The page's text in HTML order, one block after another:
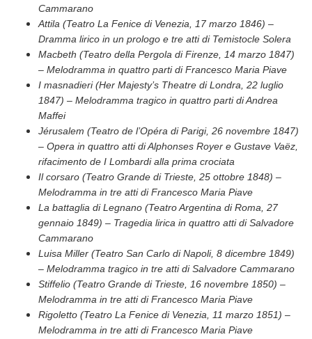
Cammarano
Attila (Teatro La Fenice di Venezia, 17 marzo 1846) –
Dramma lirico in un prologo e tre atti di Temistocle Solera
Macbeth (Teatro della Pergola di Firenze, 14 marzo 1847)
– Melodramma in quattro parti di Francesco Maria Piave
I masnadieri (Her Majesty’s Theatre di Londra, 22 luglio
1847) – Melodramma tragico in quattro parti di Andrea
Maffei
Jérusalem (Teatro de l’Opéra di Parigi, 26 novembre 1847)
– Opera in quattro atti di Alphonses Royer e Gustave Vaëz,
rifacimento de I Lombardi alla prima crociata
Il corsaro (Teatro Grande di Trieste, 25 ottobre 1848) –
Melodramma in tre atti di Francesco Maria Piave
La battaglia di Legnano (Teatro Argentina di Roma, 27
gennaio 1849) – Tragedia lirica in quattro atti di Salvadore
Cammarano
Luisa Miller (Teatro San Carlo di Napoli, 8 dicembre 1849)
– Melodramma tragico in tre atti di Salvadore Cammarano
Stiffelio (Teatro Grande di Trieste, 16 novembre 1850) –
Melodramma in tre atti di Francesco Maria Piave
Rigoletto (Teatro La Fenice di Venezia, 11 marzo 1851) –
Melodramma in tre atti di Francesco Maria Piave